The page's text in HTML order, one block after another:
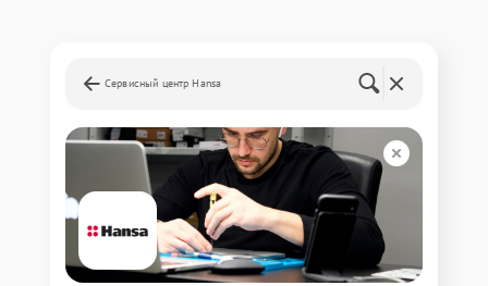
Сервисный центр Hansa